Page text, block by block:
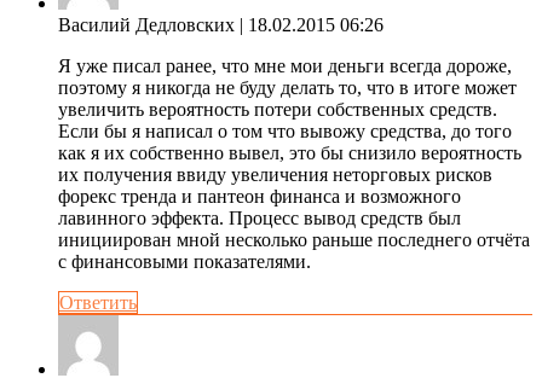
Василий Дедловских | 18.02.2015 06:26
Я уже писал ранее, что мне мои деньги всегда дороже,
поэтому я никогда не буду делать то, что в итоге может
увеличить вероятность потери собственных средств.
Если бы я написал о том что вывожу средства, до того
как я их собственно вывел, это бы снизило вероятность
их получения ввиду увеличения неторговых рисков
форекс тренда и пантеон финанса и возможного
лавинного эффекта. Процесс вывод средств был
инициирован мной несколько раньше последнего отчёта
с финансовыми показателями.
Ответить